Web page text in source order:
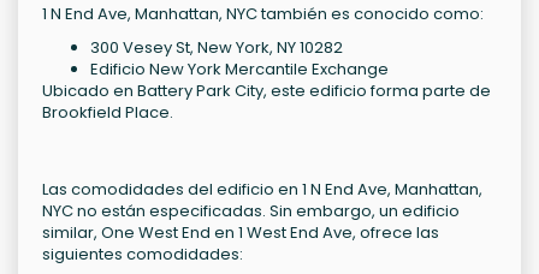
1 N End Ave, Manhattan, NYC también es conocido como:
300 Vesey St, New York, NY 10282
Edificio New York Mercantile Exchange
Ubicado en Battery Park City, este edificio forma parte de
Brookfield Place.
Las comodidades del edificio en 1 N End Ave, Manhattan,
NYC no están especificadas. Sin embargo, un edificio
similar, One West End en 1 West End Ave, ofrece las
siguientes comodidades: